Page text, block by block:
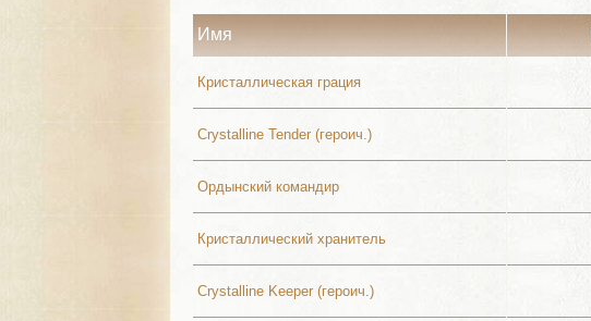
Имя
Кристаллическая грация
Crystalline Tender (героич.)
Ордынский командир
Кристаллический хранитель
Crystalline Keeper (героич.)